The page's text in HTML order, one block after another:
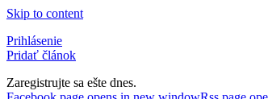
Skip to content
Prihlásenie
Pridať článok
Zaregistrujte sa ešte dnes.